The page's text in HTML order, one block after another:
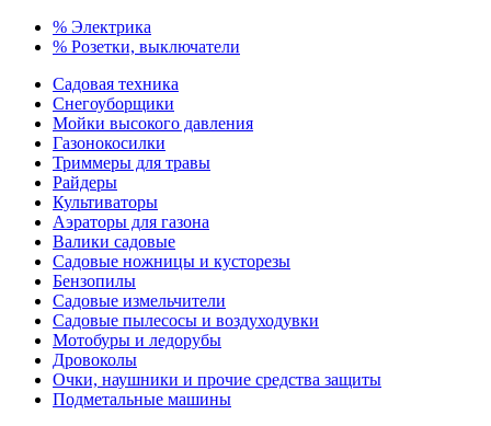
% Электрика
% Розетки, выключатели
Садовая техника
Снегоуборщики
Мойки высокого давления
Газонокосилки
Триммеры для травы
Райдеры
Культиваторы
Аэраторы для газона
Валики садовые
Садовые ножницы и кусторезы
Бензопилы
Садовые измельчители
Садовые пылесосы и воздуходувки
Мотобуры и ледорубы
Дровоколы
Очки, наушники и прочие средства защиты
Подметальные машины